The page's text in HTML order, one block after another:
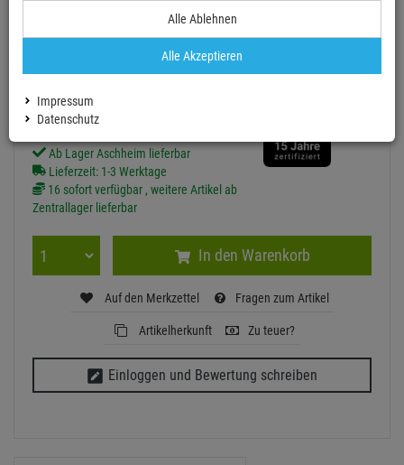
Finanzierung ab0,35 EUR/ Monat
6,39 €
inkl. MwSt. zzgl Versand - frei ab 90,-€ in DE
Ab Lager Aschheim lieferbar
Lieferzeit: 1-3 Werktage
16 sofort verfügbar , weitere Artikel ab
Zentrallager lieferbar
In den Warenkorb
Auf den Merkzettel Fragen zum Artikel
Artikelherkunft Zu teuer?
Einloggen und Bewertung schreiben
Alle Ablehnen
Alle Akzeptieren
Impressum
Datenschutz